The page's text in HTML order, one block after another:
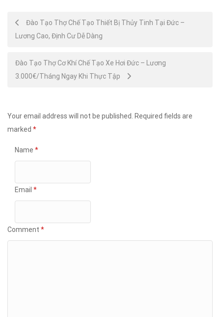
Post
navigation
Đào Tạo Thợ Chế Tạo Thiết Bị Thủy Tinh Tại Đức –
Lương Cao, Định Cư Dễ Dàng
Đào Tạo Thợ Cơ Khí Chế Tạo Xe Hơi Đức – Lương
3.000€/Tháng Ngay Khi Thực Tập
Your email address will not be published. Required fields are
marked *
Name *
Email *
Comment *